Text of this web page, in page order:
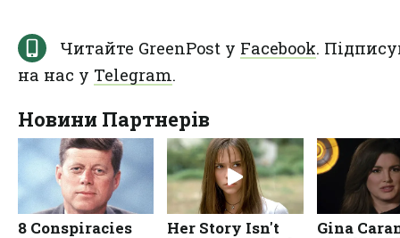
Читайте GreenPost у Facebook.
на нас у Telegram.